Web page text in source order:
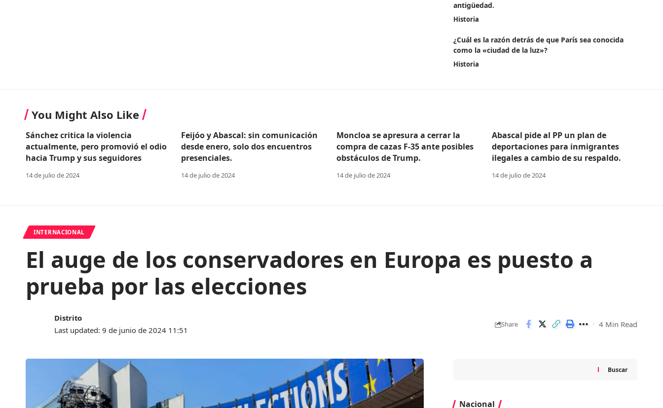
antigüedad.
Historia
¿Cuál es la razón detrás de que París sea conocida
como la «ciudad de la luz»?
Historia
You Might Also Like
Sánchez critica la violencia
actualmente, pero promovió el odio
hacia Trump y sus seguidores
14 de julio de 2024
Feijóo y Abascal: sin comunicación
desde enero, solo dos encuentros
presenciales.
14 de julio de 2024
Moncloa se apresura a cerrar la
compra de cazas F-35 ante posibles
obstáculos de Trump.
14 de julio de 2024
Abascal pide al PP un plan de
deportaciones para inmigrantes
ilegales a cambio de su respaldo.
14 de julio de 2024
INTERNACIONAL
El auge de los conservadores en Europa es puesto a
prueba por las elecciones
Last updated: 9 de junio de 2024 11:51
Distrito
Share 4 Min Read
Buscar
Nacional